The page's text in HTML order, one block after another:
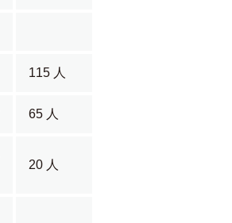
115 人
65 人
20 人